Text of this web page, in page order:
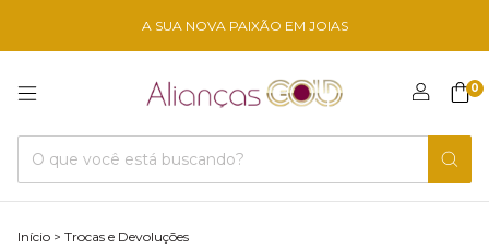
A SUA NOVA PAIXÃO EM JOIAS
0
Início > Trocas e Devoluções